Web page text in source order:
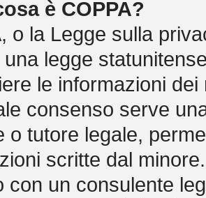
è COPPA?
o la Legge sulla
una legge
le informazioni
consenso serve
o tutore legale,
scritte dal
con un consulente